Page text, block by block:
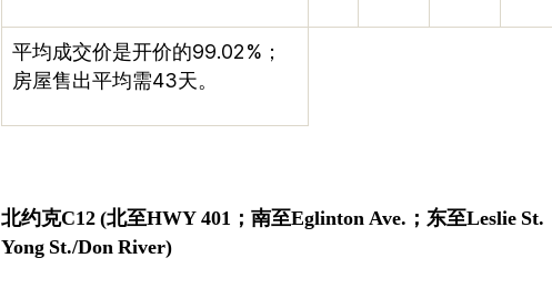
平均成交价是开价的99.02% ；
房屋售出平均需43天。
北约克C12(北至HWY 401 ； 南至Eglinton Ave. ； 东至Leslie St.
Yong St./Don River)